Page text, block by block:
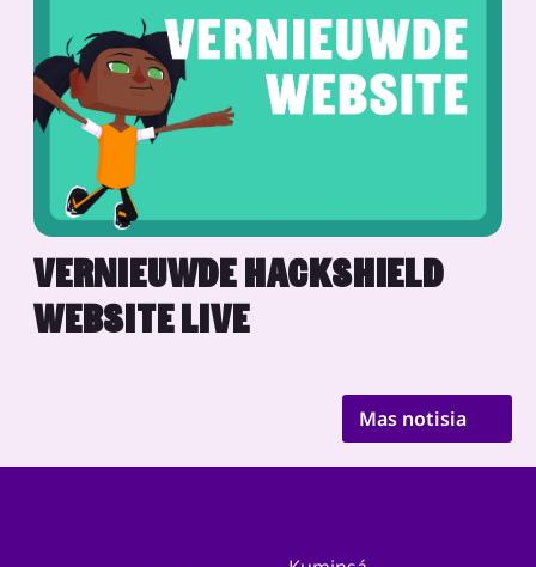
VERNIEUWDE HACKSHIELD
WEBSITE LIVE
Mas notisia